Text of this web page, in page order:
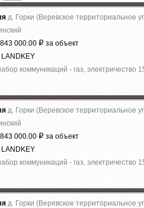
д. Горки (Веревское территориальное
000.00 Р за объект
коммуникаций - газ,
д. Горки (Веревское территориальное
000.00 Р за объект
коммуникаций - газ,
д. Горки (Веревское территориальное